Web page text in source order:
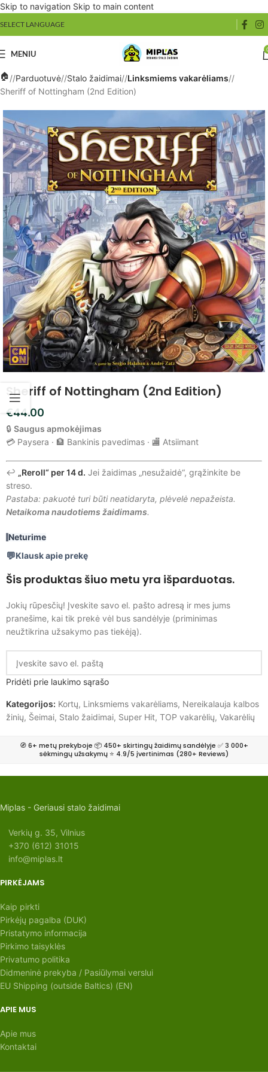
Skip to navigation Skip to main content
SELECT LANGUAGE
MENIU
/ Parduotuvė/ Stalo žaidimai/ Linksmiems vakarėliams/
Sheriff of Nottingham (2nd Edition)
Sheriff of Nottingham (2nd Edition)
€44.00
🔒 Saugus apmokėjimas
💳 Paysera · 🏦 Bankinis pavedimas · 🏬 Atsiimant
↩️ „Reroll“ per 14 d. Jei žaidimas „nesužaidė“, grąžinkite be
streso.
Pastaba: pakuotė turi būti neatidaryta, plėvelė nepažeista.
Netaikoma naudotiems žaidimams.
Neturime
Klausk apie prekę
Šis produktas šiuo metu yra išparduotas.
Jokių rūpesčių! Įveskite savo el. pašto adresą ir mes jums
pranešime, kai tik prekė vėl bus sandėlyje (priminimas
neužtikrina užsakymo pas tiekėją).
Pridėti prie laukimo sąrašo
Kategorijos: Kortų, Linksmiems vakarėliams, Nereikalauja kalbos
žinių, Šeimai, Stalo žaidimai, Super Hit, TOP vakarėlių, Vakarėlių
🧭 6+ metų prekyboje 📦 450+ skirtingų žaidimų sandėlyje ✅ 3 000+
sėkmingų užsakymų ⭐ 4.9/5 įvertinimas (280+ Reviews)
Miplas - Geriausi stalo žaidimai
Verkių g. 35, Vilnius
+370 (612) 31015
info@miplas.lt
PIRKĖJAMS
Kaip pirkti
Pirkėjų pagalba (DUK)
Pristatymo informacija
Pirkimo taisyklės
Privatumo politika
Didmeninė prekyba / Pasiūlymai verslui
EU Shipping (outside Baltics) (EN)
APIE MUS
Apie mus
Kontaktai